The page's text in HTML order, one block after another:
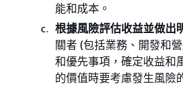
能和成本。
根據風險評估收益並做出
關者 (包括業務、開發和
和優先事項，確定收益和
的價值時要考慮發生風險